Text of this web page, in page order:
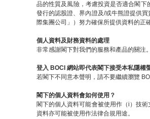
品的性質及風險，考慮投資是否適合閣
發行的認股證、界內證及/或牛熊證提供
際集團公司」）努力確保所提供資料的正
個人資料及財務資料的處理
非常感謝閣下對我們的服務和產品的關注
登入 BOCI 網站即代表閣下接受本私隱權
若閣下不同意本聲明，請不要繼續瀏覽
閣下的個人資料會如何使用？
閣下的個人資料可能會被使用作（i）技
資料亦可能被使用作法律合規用途。